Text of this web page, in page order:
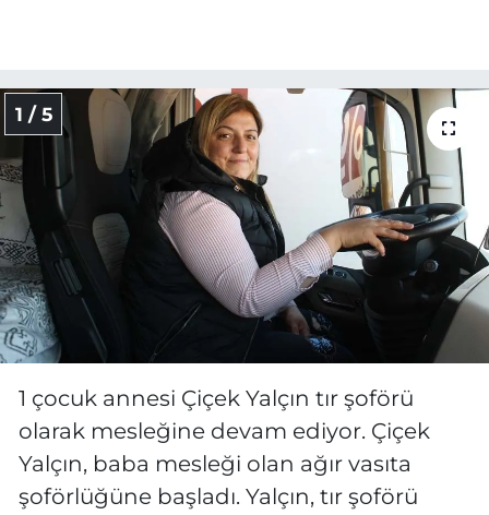
1 / 5
1 çocuk annesi Çiçek Yalçın tır şoförü
olarak mesleğine devam ediyor. Çiçek
Yalçın, baba mesleği olan ağır vasıta
şoförlüğüne başladı. Yalçın, tır şoförü